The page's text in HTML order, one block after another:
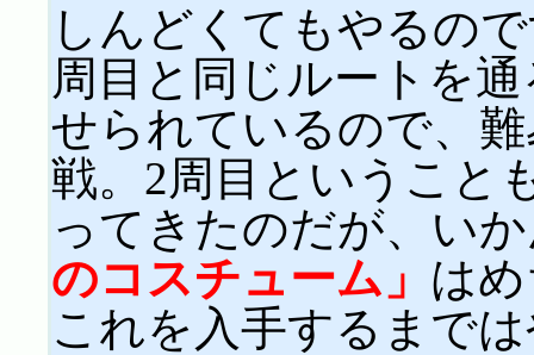
しんどくてもやるので
周目と同じルートを
せられているので、
戦。2周目ということ
ってきたのだが、い
のコスチューム」 は
これを入手するまで